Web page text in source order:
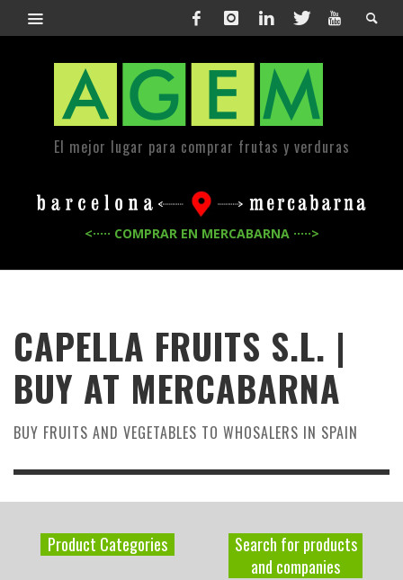
El mejor lugar para comprar frutas y verduras
<····· COMPRAR EN MERCABARNA ·····>
CAPELLA FRUITS S.L. |
BUY AT MERCABARNA
BUY FRUITS AND VEGETABLES TO WHOSALERS IN SPAIN
Product Categories
Search for products
and companies